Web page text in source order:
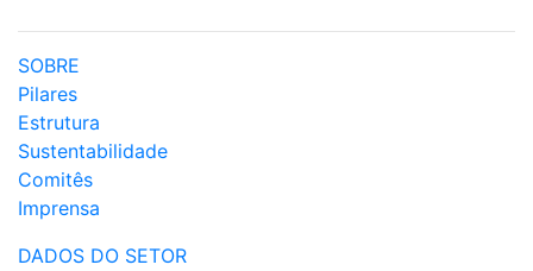
SOBRE
Pilares
Estrutura
Sustentabilidade
Comitês
Imprensa
DADOS DO SETOR